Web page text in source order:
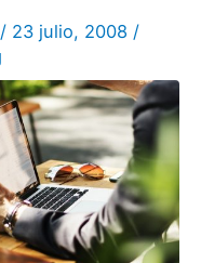
/ 23 julio, 2008 /